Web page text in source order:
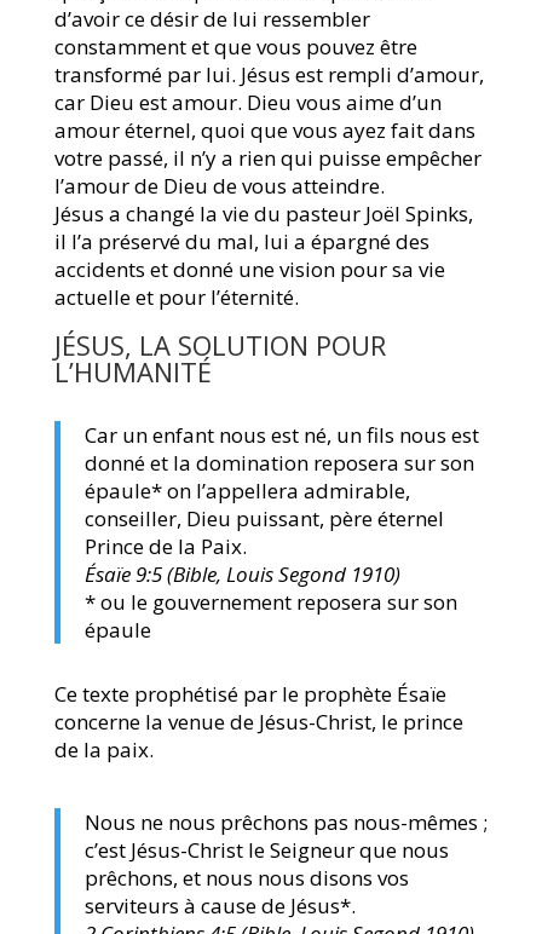
d’avoir ce désir de lui ressembler
constamment et que vous pouvez être
transformé par lui. Jésus est rempli d’amour,
car Dieu est amour. Dieu vous aime d’un
amour éternel, quoi que vous ayez fait dans
votre passé, il n’y a rien qui puisse empêcher
l’amour de Dieu de vous atteindre.
Jésus a changé la vie du pasteur Joël Spinks,
il l’a préservé du mal, lui a épargné des
accidents et donné une vision pour sa vie
actuelle et pour l’éternité.
JÉSUS, LA SOLUTION POUR
L’HUMANITÉ
Car un enfant nous est né, un fils nous est
donné et la domination reposera sur son
épaule* on l’appellera admirable,
conseiller, Dieu puissant, père éternel
Prince de la Paix.
Ésaïe 9:5 (Bible, Louis Segond 1910)
* ou le gouvernement reposera sur son
épaule
Ce texte prophétisé par le prophète Ésaïe
concerne la venue de Jésus-Christ, le prince
de la paix.
Nous ne nous prêchons pas nous-mêmes ;
c’est Jésus-Christ le Seigneur que nous
prêchons, et nous nous disons vos
serviteurs à cause de Jésus*.